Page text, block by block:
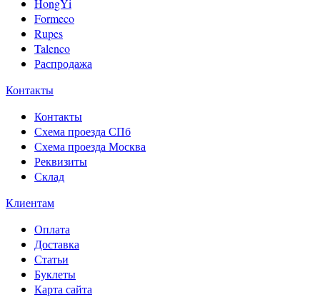
Formeco
Rupes
Talenco
Распродажа
Контакты
Контакты
Схема проезда СПб
Схема проезда Москва
Реквизиты
Склад
Клиентам
Оплата
Доставка
Статьи
Буклеты
Карта сайта